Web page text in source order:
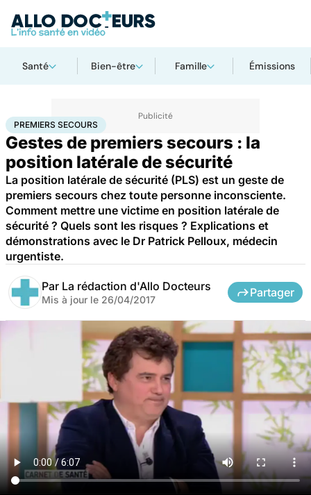
Santé Bien-être Famille Émissions
AccueilSantéPremiers secours
PREMIERS SECOURS
Gestes de premiers secours : la
position latérale de sécurité
La position latérale de sécurité (PLS) est un geste de
premiers secours chez toute personne inconsciente.
Comment mettre une victime en position latérale de
sécurité ? Quels sont les risques ? Explications et
démonstrations avec le Dr Patrick Pelloux, médecin
urgentiste.
Par La rédaction d'Allo Docteurs
Mis à jour le 26/04/2017
Partager